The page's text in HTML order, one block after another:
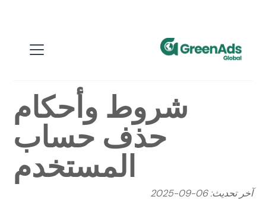
شروط وأحكام
حذف حساب
المستخدم
آخر تحديث: 06-09-2025